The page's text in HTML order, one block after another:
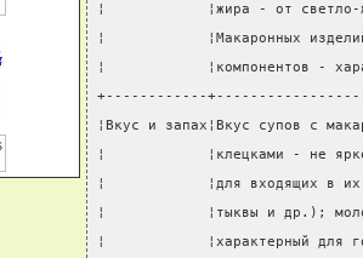
¦            ¦жира - от светло-
¦            ¦Макаронных
¦            ¦компонентов -
+------------
¦Вкус и запах¦Вкус супов с
¦            ¦клецками - не ярко
¦            ¦для входящих в их
¦            ¦тыквы и др.);
¦            ¦характерный для